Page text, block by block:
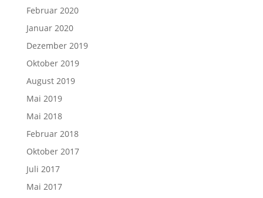
Februar 2020
Januar 2020
Dezember 2019
Oktober 2019
August 2019
Mai 2019
Mai 2018
Februar 2018
Oktober 2017
Juli 2017
Mai 2017